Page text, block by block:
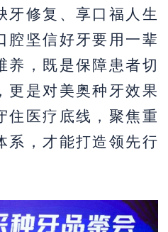
牙修复、享口福人生
腔坚信好牙要用一辈
养，既是保障患者切
更是对美奥种牙效果
住医疗底线，聚焦重
系，才能打造领先行